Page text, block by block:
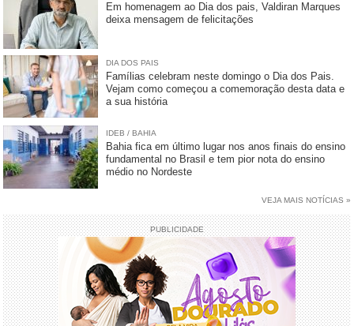
Em homenagem ao Dia dos pais, Valdiran Marques
deixa mensagem de felicitações
DIA DOS PAIS
Famílias celebram neste domingo o Dia dos Pais.
Vejam como começou a comemoração desta data e
a sua história
IDEB / BAHIA
Bahia fica em último lugar nos anos finais do ensino
fundamental no Brasil e tem pior nota do ensino
médio no Nordeste
VEJA MAIS NOTÍCIAS »
PUBLICIDADE